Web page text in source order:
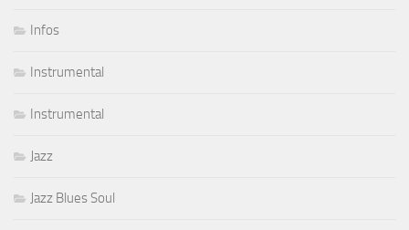
Infos
Instrumental
Instrumental
Jazz
Jazz Blues Soul